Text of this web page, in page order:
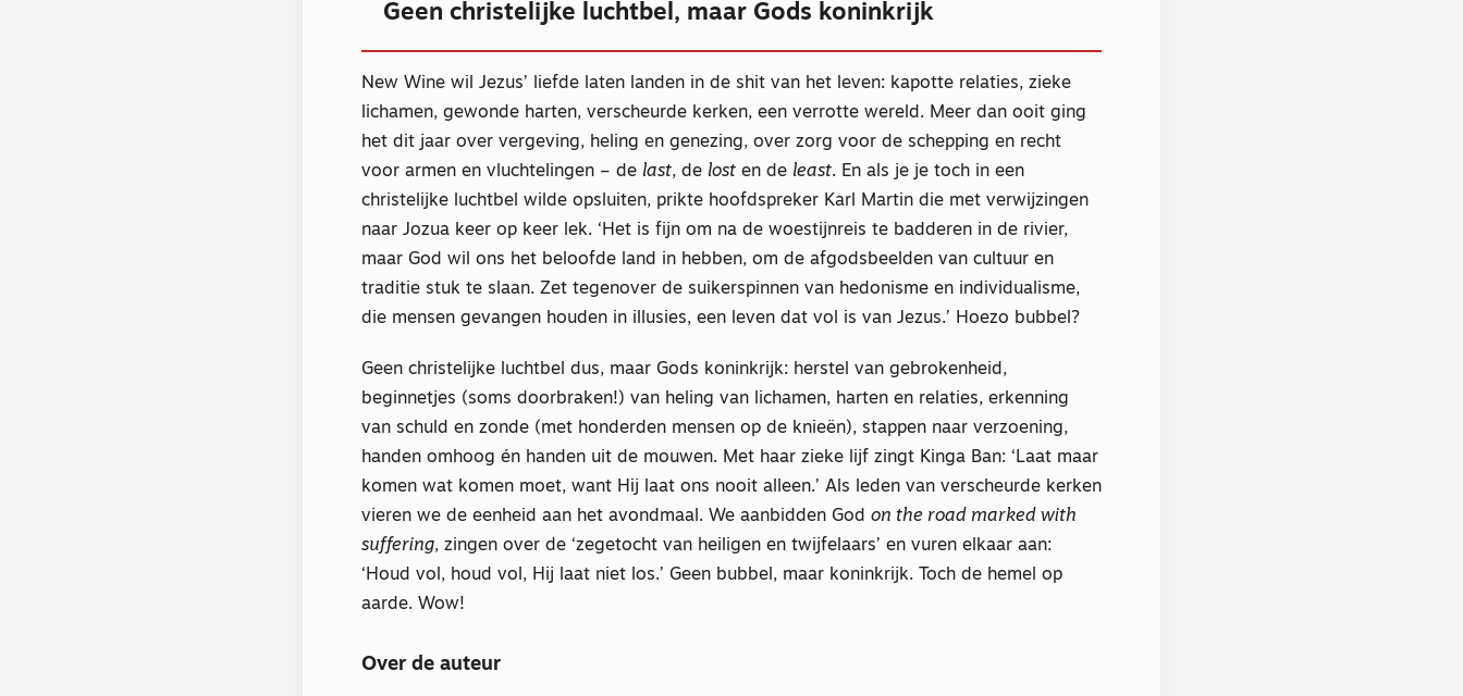
Geen christelijke luchtbel, maar Gods koninkrijk
New Wine wil Jezus’ liefde laten landen in de shit van het leven: kapotte relaties, zieke
lichamen, gewonde harten, verscheurde kerken, een verrotte wereld. Meer dan ooit ging
het dit jaar over vergeving, heling en genezing, over zorg voor de schepping en recht
voor armen en vluchtelingen – de last, de losten de least. En als je je toch in een
christelijke luchtbel wilde opsluiten, prikte hoofdspreker Karl Martin die met verwijzingen
naar Jozua keer op keer lek. ‘Het is fijn om na de woestijnreis te badderen in de rivier,
maar God wil ons het beloofde land in hebben, om de afgodsbeelden van cultuur en
traditie stuk te slaan. Zet tegenover de suikerspinnen van hedonisme en individualisme,
die mensen gevangen houden in illusies, een leven dat vol is van Jezus.’ Hoezo bubbel?
Geen christelijke luchtbel dus, maar Gods koninkrijk: herstel van gebrokenheid,
beginnetjes (soms doorbraken!) van heling van lichamen, harten en relaties, erkenning
van schuld en zonde (met honderden mensen op de knieën), stappen naar verzoening,
handen omhoog én handen uit de mouwen. Met haar zieke lijf zingt Kinga Ban: ‘Laat maar
komen wat komen moet, want Hij laat ons nooit alleen.’ Als leden van verscheurde kerken
vieren we de eenheid aan het avondmaal. We aanbidden God on the road marked with
suffering, zingen over de ‘zegetocht van heiligen en twijfelaars’ en vuren elkaar aan:
‘Houd vol, houd vol, Hij laat niet los.’ Geen bubbel, maar koninkrijk. Toch de hemel op
aarde. Wow!
Over de auteur